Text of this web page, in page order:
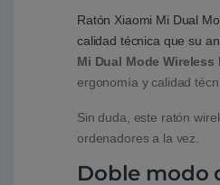
Ratón Xiaomi Mi Dual
calidad técnica que su
Mi Dual Mode
ergonomía y calidad
Sin duda, este ratón
ordenadores a la vez.
Doble modo